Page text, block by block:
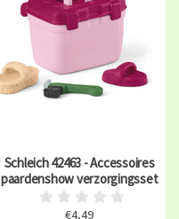
Schleich 42463 - Accessoires
paardenshow verzorgingsset
€4,49